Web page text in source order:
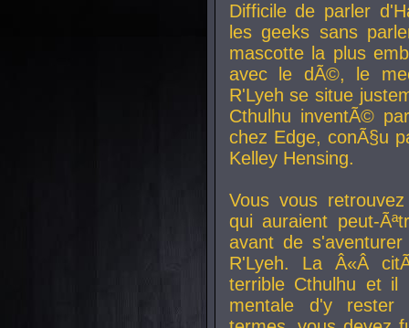
Difficile de parler
les geeks sans
mascotte la plus
avec le dÃ©, le
R'Lyeh se situe
Cthulhu inventÃ©
chez Edge, conÃ§u
Kelley Hensing.
Vous vous
qui auraient peut-
avant de
R'Lyeh. La Â«Â
terrible Cthulhu et
mentale d'y rester